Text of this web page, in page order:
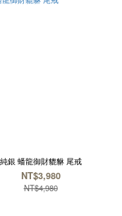
純銀 蟠龍御財貔貅 尾戒
NT$3,980
NT$4,980